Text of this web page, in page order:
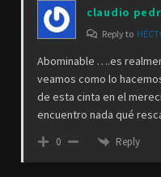
claudio
Reply to
Abominable ….es
veamos como lo
de esta cinta en el
encuentro nada qué
0 Reply